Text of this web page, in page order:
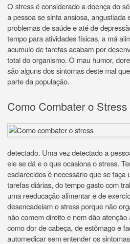
O stress é considerado a doença do
a pessoa se sinta ansiosa, angustiada
problemas de saúde e até de
tempo para atividades físicas, a má
acumulo de tarefas acabam por
total do organismo. O mau humor,
são alguns dos sintomas deste mal
parte da população.
Como Combater o Stress
detectado. Uma vez detectado a
ele se dá e o que ocasiona o stress.
esclarecidos é necessário que se faça
tarefas diárias, do tempo gasto com
uma reeducação alimentar e de
desencadeiam o stress porque não
não comem direito e nem dão
como dor de cabeça, de estômago e
automedicar sem entender os